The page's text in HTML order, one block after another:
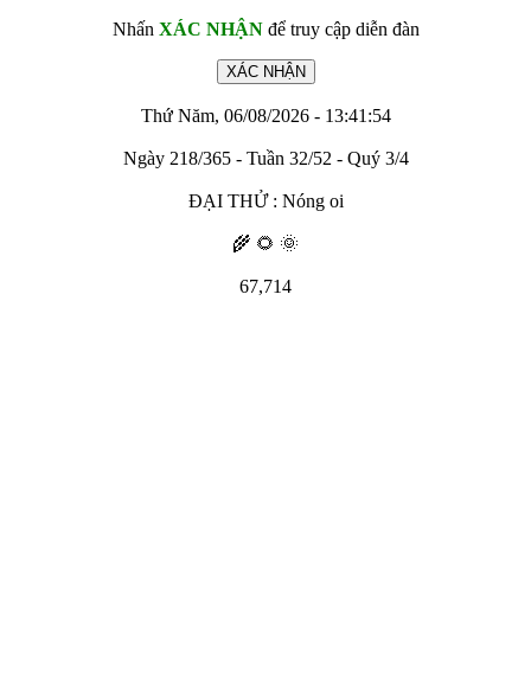
Nhấn XÁC NHẬNđể truy cập diễn đàn
Thứ Năm, 06/08/2026 - 13:41:54
Ngày 218/365 - Tuần 32/52 - Quý 3/4
ĐẠI THỬ : Nóng oi
🌾 🌻 🌞
67,714